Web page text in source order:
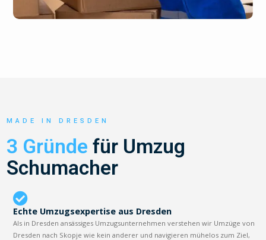
MADE IN DRESDEN
3 Gründe für Umzug
Schumacher
Echte Umzugsexpertise aus Dresden
Als in Dresden ansässiges Umzugsunternehmen verstehen wir Umzüge von
Dresden nach Skopje wie kein anderer und navigieren mühelos zum Ziel,